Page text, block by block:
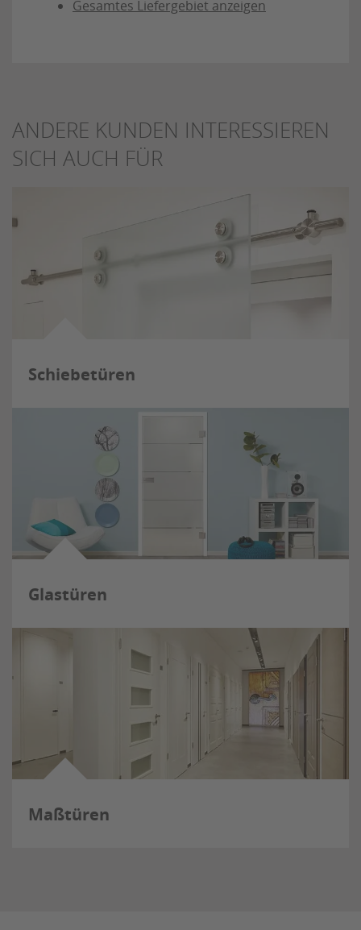
Gesamtes Liefergebiet anzeigen
ANDERE KUNDEN INTERESSIEREN
SICH AUCH FÜR
Schiebetüren
Glastüren
Maßtüren